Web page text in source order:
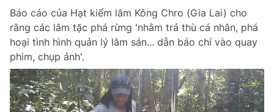
Báo cáo của Hạt kiểm lâm Kông Chro (Gia Lai) cho
rằng các lâm tặc phá rừng 'nhằm trả thù cá nhân, phá
hoại tình hình quản lý lâm sản... dẫn báo chí vào quay
phim, chụp ảnh'.